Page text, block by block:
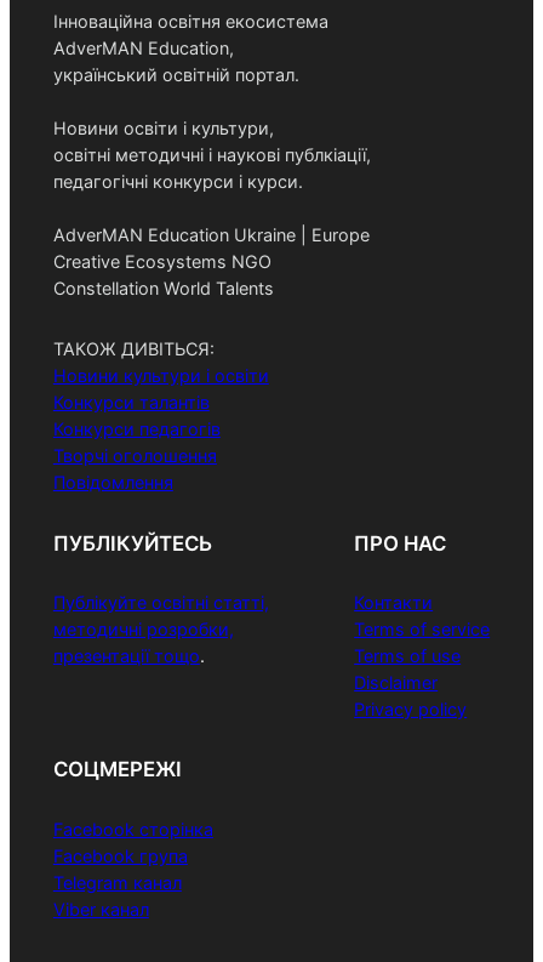
Інноваційна освітня екосистема
AdverMAN Education,
український освітній портал.
Новини освіти і культури,
освітні методичні і наукові публкіації,
педагогічні конкурси і курси.
AdverMAN Education Ukraine | Europe
Creative Ecosystems NGO
Constellation World Talents
ТАКОЖ ДИВІТЬСЯ:
Новини культури і освіти
Конкурси талантів
Конкурси педагогів
Творчі оголошення
Повідомлення
ПУБЛІКУЙТЕСЬ
Публікуйте освітні статті,
методичні розробки,
презентації тощо.
ПРО НАС
Контакти
Terms of service
Terms of use
Disclaimer
Privacy policy
СОЦМЕРЕЖІ
Facebook сторінка
Facebook група
Telegram канал
Viber канал